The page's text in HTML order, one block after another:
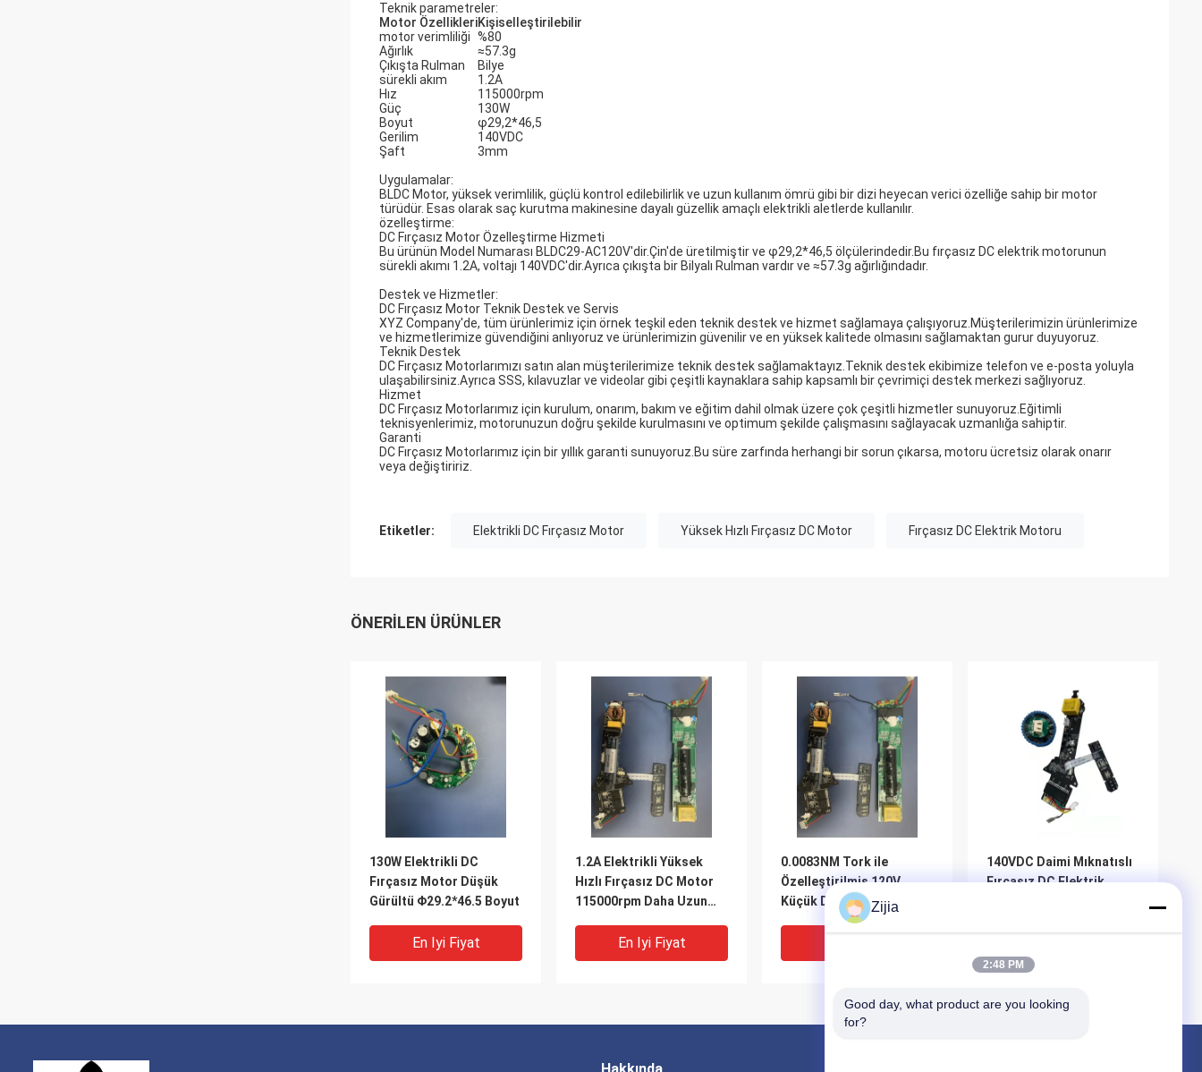
Teknik parametreler:
Motor ÖzellikleriKişiselleştirilebilir
motor verimliliği %80
Ağırlık
≈57.3g
Çıkışta Rulman
Bilye
sürekli akım
1.2A
Hız
115000rpm
Güç
130W
Boyut
φ29,2*46,5
Gerilim
140VDC
Şaft
3mm
Uygulamalar:
BLDC Motor, yüksek verimlilik, güçlü kontrol edilebilirlik ve uzun kullanım ömrü gibi bir dizi heyecan verici özelliğe sahip bir motor
türüdür. Esas olarak saç kurutma makinesine dayalı güzellik amaçlı elektrikli aletlerde kullanılır.
özelleştirme:
DC Fırçasız Motor Özelleştirme Hizmeti
Bu ürünün Model Numarası BLDC29-AC120V'dir.Çin'de üretilmiştir ve φ29,2*46,5 ölçülerindedir.Bu fırçasız DC elektrik motorunun
sürekli akımı 1.2A, voltajı 140VDC'dir.Ayrıca çıkışta bir Bilyalı Rulman vardır ve ≈57.3g ağırlığındadır.
Destek ve Hizmetler:
DC Fırçasız Motor Teknik Destek ve Servis
XYZ Company'de, tüm ürünlerimiz için örnek teşkil eden teknik destek ve hizmet sağlamaya çalışıyoruz.Müşterilerimizin ürünlerimize
ve hizmetlerimize güvendiğini anlıyoruz ve ürünlerimizin güvenilir ve en yüksek kalitede olmasını sağlamaktan gurur duyuyoruz.
Teknik Destek
DC Fırçasız Motorlarımızı satın alan müşterilerimize teknik destek sağlamaktayız.Teknik destek ekibimize telefon ve e-posta yoluyla
ulaşabilirsiniz.Ayrıca SSS, kılavuzlar ve videolar gibi çeşitli kaynaklara sahip kapsamlı bir çevrimiçi destek merkezi sağlıyoruz.
Hizmet
DC Fırçasız Motorlarımız için kurulum, onarım, bakım ve eğitim dahil olmak üzere çok çeşitli hizmetler sunuyoruz.Eğitimli
teknisyenlerimiz, motorunuzun doğru şekilde kurulmasını ve optimum şekilde çalışmasını sağlayacak uzmanlığa sahiptir.
Garanti
DC Fırçasız Motorlarımız için bir yıllık garanti sunuyoruz.Bu süre zarfında herhangi bir sorun çıkarsa, motoru ücretsiz olarak onarır
veya değiştiririz.
Etiketler: Elektrikli DC Fırçasız Motor Yüksek Hızlı Fırçasız DC Motor Fırçasız DC Elektrik Motoru
ÖNERILEN ÜRÜNLER
130W Elektrikli DC
Fırçasız Motor Düşük
Gürültü Φ29.2*46.5 Boyut
En Iyi Fiyat
1.2A Elektrikli Yüksek
Hızlı Fırçasız DC Motor
115000rpm Daha Uzun
En Iyi Fiyat
0.0083NM Tork ile
Özelleştirilmiş 120V
Küçük DC Fırçasız Motor
140VDC Daimi Mıknatıslı
Fırçasız DC Elektrik
Zijia
2:48 PM
Good day, what product are you looking
for?